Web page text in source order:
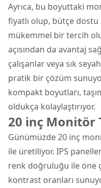
Ayrıca, bu boyuttaki
fiyatlı olup, bütçe
mükemmel bir tercih
açısından da avantaj
çalışanlar veya sık
pratik bir çözüm
kompakt boyutları,
oldukça kolaylaştırıyor.
20 inç Monitör
Günümüzde 20 inç
ile üretiliyor. IPS
renk doğruluğu ile öne
kontrast oranları